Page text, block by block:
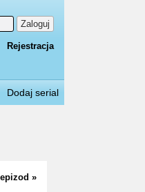
Zaloguj
Rejestracja
Dodaj serial
»